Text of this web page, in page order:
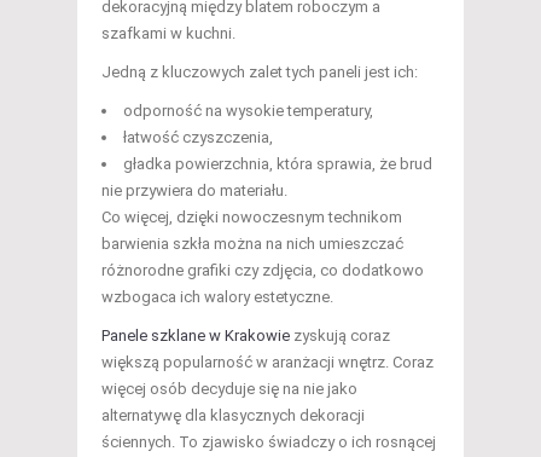
dekoracyjną między blatem roboczym a
szafkami w kuchni.
Jedną z kluczowych zalet tych paneli jest ich:
odporność na wysokie temperatury,
łatwość czyszczenia,
gładka powierzchnia, która sprawia, że brud
nie przywiera do materiału.
Co więcej, dzięki nowoczesnym technikom
barwienia szkła można na nich umieszczać
różnorodne grafiki czy zdjęcia, co dodatkowo
wzbogaca ich walory estetyczne.
Panele szklane w Krakowie zyskują coraz
większą popularność w aranżacji wnętrz. Coraz
więcej osób decyduje się na nie jako
alternatywę dla klasycznych dekoracji
ściennych. To zjawisko świadczy o ich rosnącej